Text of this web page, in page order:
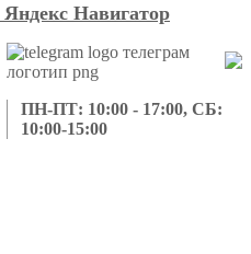
Навигатор
ПН-ПТ: 10:00 - 17:00, СБ:
10:00-15:00